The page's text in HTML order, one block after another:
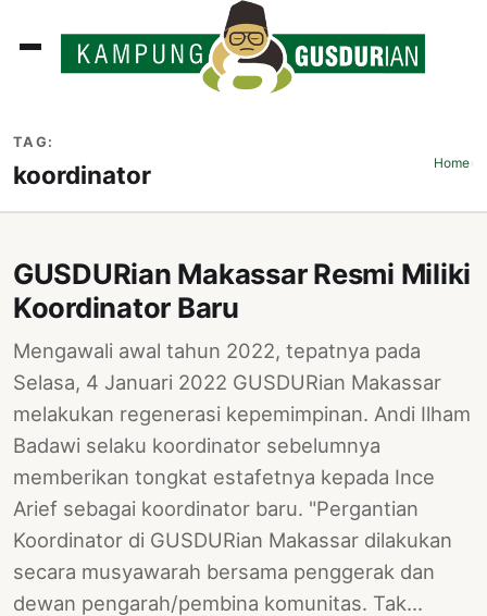
TAG:
koordinator Home›
GUSDURian Makassar Resmi Miliki
Koordinator Baru
Mengawali awal tahun 2022, tepatnya pada
Selasa, 4 Januari 2022 GUSDURian Makassar
melakukan regenerasi kepemimpinan. Andi Ilham
Badawi selaku koordinator sebelumnya
memberikan tongkat estafetnya kepada Ince
Arief sebagai koordinator baru. "Pergantian
Koordinator di GUSDURian Makassar dilakukan
secara musyawarah bersama penggerak dan
dewan pengarah/pembina komunitas. Tak…